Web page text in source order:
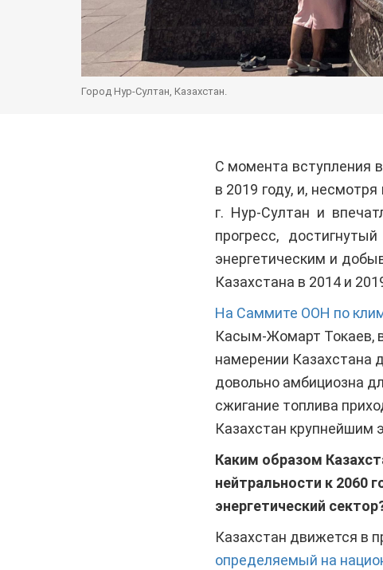
Город Нур-Султан, Казахстан.
С момента вступления
в 2019 году, и,
г. Нур-Султан и
прогресс,
энергетическим и
Казахстана в 2014 и
На Саммите ООН по
Касым-Жомарт Токаев,
намерении Казахстана
довольно амбициозна
сжигание топлива
Казахстан крупнейшим
Каким образом
нейтральности к 2060
энергетический
Казахстан движется в
определяемый на